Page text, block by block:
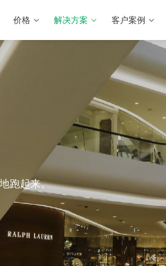
价格 解决方案 客户案例
跑起来。